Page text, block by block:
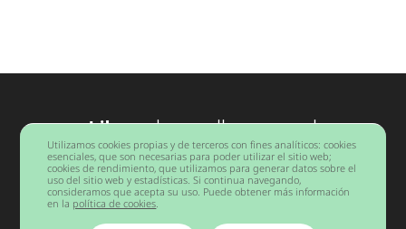
Librosdesarrollo personal
Barcelona
Copyright © 2026 Todos los derechos reservados.
Aviso legal
Utilizamos cookies propias y de terceros con fines analíticos: cookies
esenciales, que son necesarias para poder utilizar el sitio web;
cookies de rendimiento, que utilizamos para generar datos sobre el
uso del sitio web y estadísticas. Si continua navegando,
consideramos que acepta su uso. Puede obtener más información
en la política de cookies.